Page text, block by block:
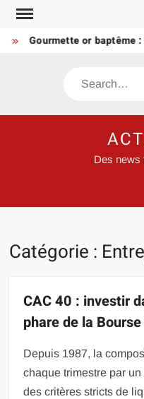
Skip
content
Gourmette or baptême :
Search
Des news
Catégorie :
CAC 40 : investir
phare de la
Depuis 1987, la
chaque trimestre par
des critères stricts de